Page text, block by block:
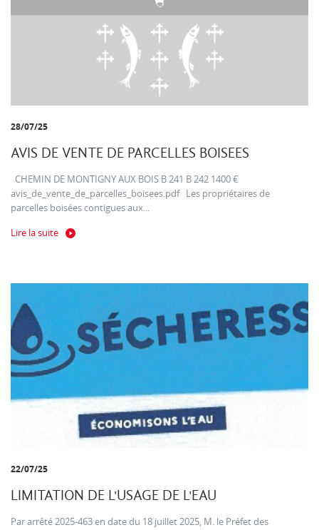
28/07/25
AVIS DE VENTE DE PARCELLES BOISEES
CHEMIN DE MONTIGNY AUX BOIS B 241 B 242 1400 €
avis_de_vente_de_parcelles_boisees.pdf Les propriétaires de
parcelles boisées contigues aux...
Lire la suite
22/07/25
LIMITATION DE L'USAGE DE L'EAU
Par arrêté 2025-463 en date du 18 juillet 2025, M. le Préfet des